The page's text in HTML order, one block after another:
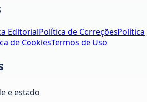
EditorialPolítica de CorreçõesPolítica
de CookiesTermos de Uso
e estado